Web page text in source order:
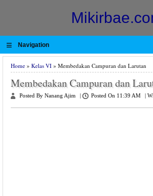
≡ Navigation
Home » Kelas VI » Membedakan Campuran dan Larutan
Membedakan Campuran dan
Posted By Nanang Ajim Posted On 11:39 AM